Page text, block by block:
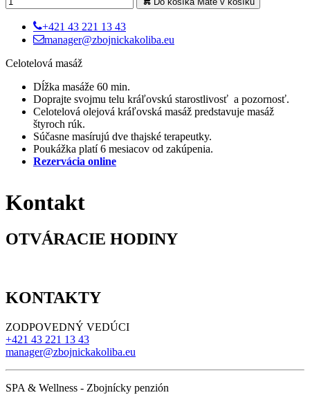
+421 43 221 13 43
manager@zbojnickakoliba.eu
Celotelová masáž
Dĺžka masáže 60 min.
Doprajte svojmu telu kráľovskú starostlivosť a pozornosť.
Celotelová olejová kráľovská masáž predstavuje masáž
štyroch rúk.
Súčasne masírujú dve thajské terapeutky.
Poukážka platí 6 mesiacov od zakúpenia.
Rezervácia online
Kontakt
OTVÁRACIE HODINY
KONTAKTY
ZODPOVEDNÝ VEDÚCI
+421 43 221 13 43
manager@zbojnickakoliba.eu
SPA & Wellness - Zbojnícky penzión